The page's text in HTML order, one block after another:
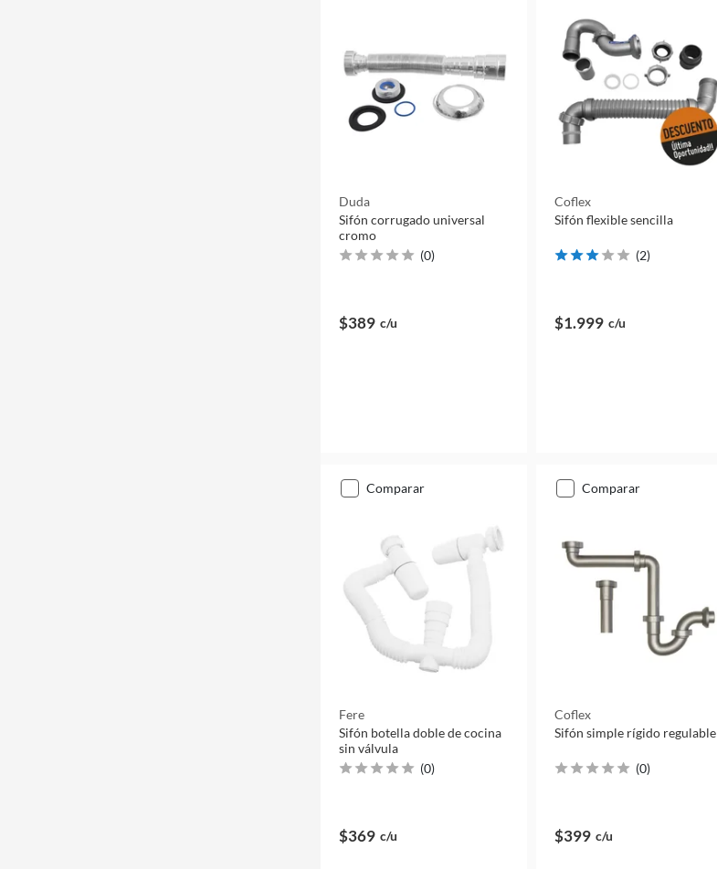
Duda
Sifón corrugado universal
cromo
(0)
$389 c/u
Coflex
Sifón flexible sencilla
(2)
$1.999 c/u
comparar
Fere
Sifón botella doble de cocina
sin válvula
(0)
$369 c/u
comparar
Coflex
Sifón simple rígido regulable
(0)
$399 c/u